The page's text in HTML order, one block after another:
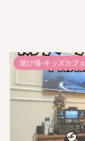
遊び場-キッズカフェ